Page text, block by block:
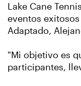
Lake Cane
eventos
Adaptado,
"Mi objetivo es
participantes,